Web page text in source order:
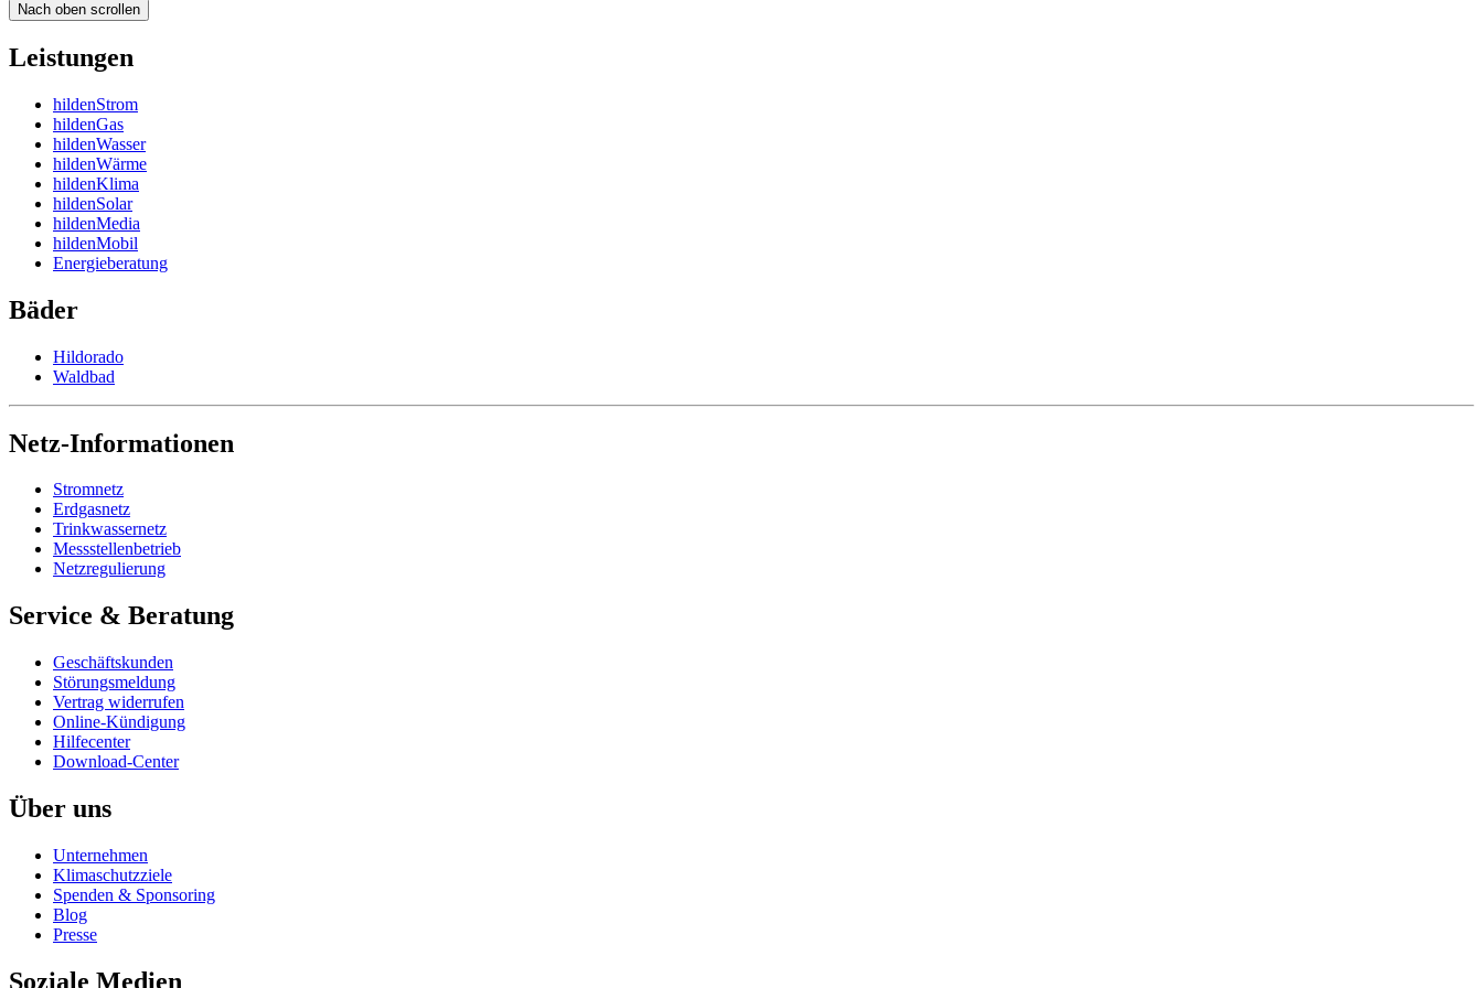
Nach oben scrollen
Leistungen
hildenStrom
hildenGas
hildenWasser
hildenWärme
hildenKlima
hildenSolar
hildenMedia
hildenMobil
Energieberatung
Bäder
Hildorado
Waldbad
Netz-Informationen
Stromnetz
Erdgasnetz
Trinkwassernetz
Messstellenbetrieb
Netzregulierung
Service & Beratung
Geschäftskunden
Störungsmeldung
Vertrag widerrufen
Online-Kündigung
Hilfecenter
Download-Center
Über uns
Unternehmen
Klimaschutzziele
Spenden & Sponsoring
Blog
Presse
Soziale Medien